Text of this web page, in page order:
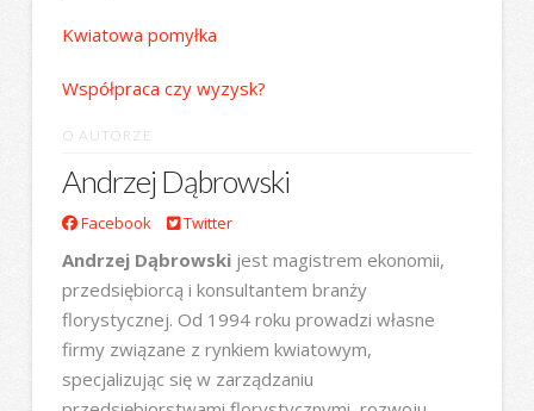
Kwiatowa pomyłka
Współpraca czy wyzysk?
O AUTORZE
Andrzej Dąbrowski
Facebook Twitter
Andrzej Dąbrowskijest magistrem ekonomii,
przedsiębiorcą i konsultantem branży
florystycznej. Od 1994 roku prowadzi własne
firmy związane z rynkiem kwiatowym,
specjalizując się w zarządzaniu